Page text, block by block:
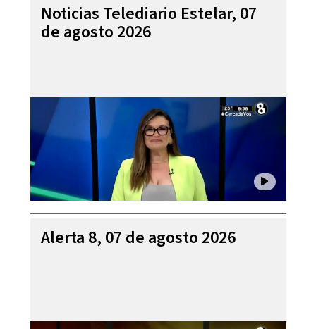
Noticias Telediario Estelar, 07
de agosto 2026
Alerta 8, 07 de agosto 2026